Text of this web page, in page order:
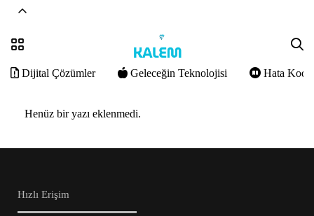
Dijital Çözümler Geleceğin Teknolojisi Hata
Henüz bir yazı eklenmedi.
Hızlı Erişim